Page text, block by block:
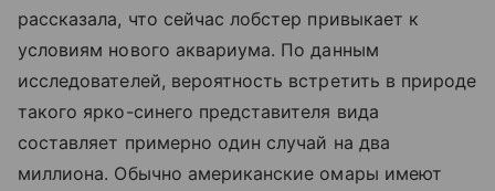
рассказала, что сейчас лобстер привыкает к
условиям нового аквариума. По данным
исследователей, вероятность встретить в природе
такого ярко-синего представителя вида
составляет примерно один случай на два
миллиона. Обычно американские омары имеют